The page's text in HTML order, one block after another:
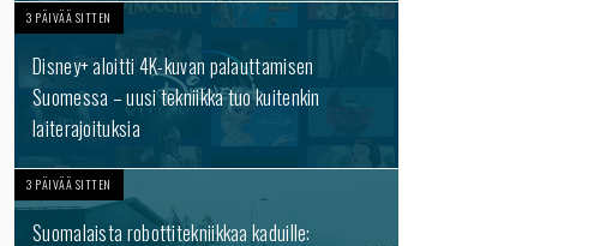
3 PÄIVÄÄ SITTEN
Disney+ aloitti 4K-kuvan palauttamisen
Suomessa – uusi tekniikka tuo kuitenkin
laiterajoituksia
3 PÄIVÄÄ SITTEN
Suomalaista robottitekniikkaa kaduille: